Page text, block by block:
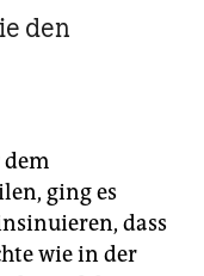
den
dem
ging es
dass
wie in der